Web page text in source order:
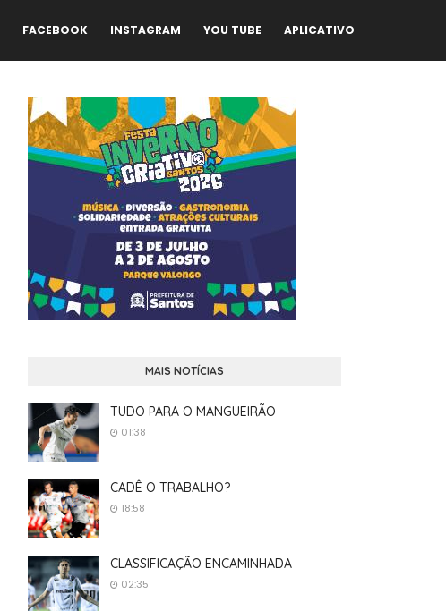
FACEBOOK INSTAGRAM YOU TUBE APLICATIVO
MAIS NOTÍCIAS
TUDO PARA O MANGUEIRÃO
01:38
CADÊ O TRABALHO?
18:58
CLASSIFICAÇÃO ENCAMINHADA
02:35